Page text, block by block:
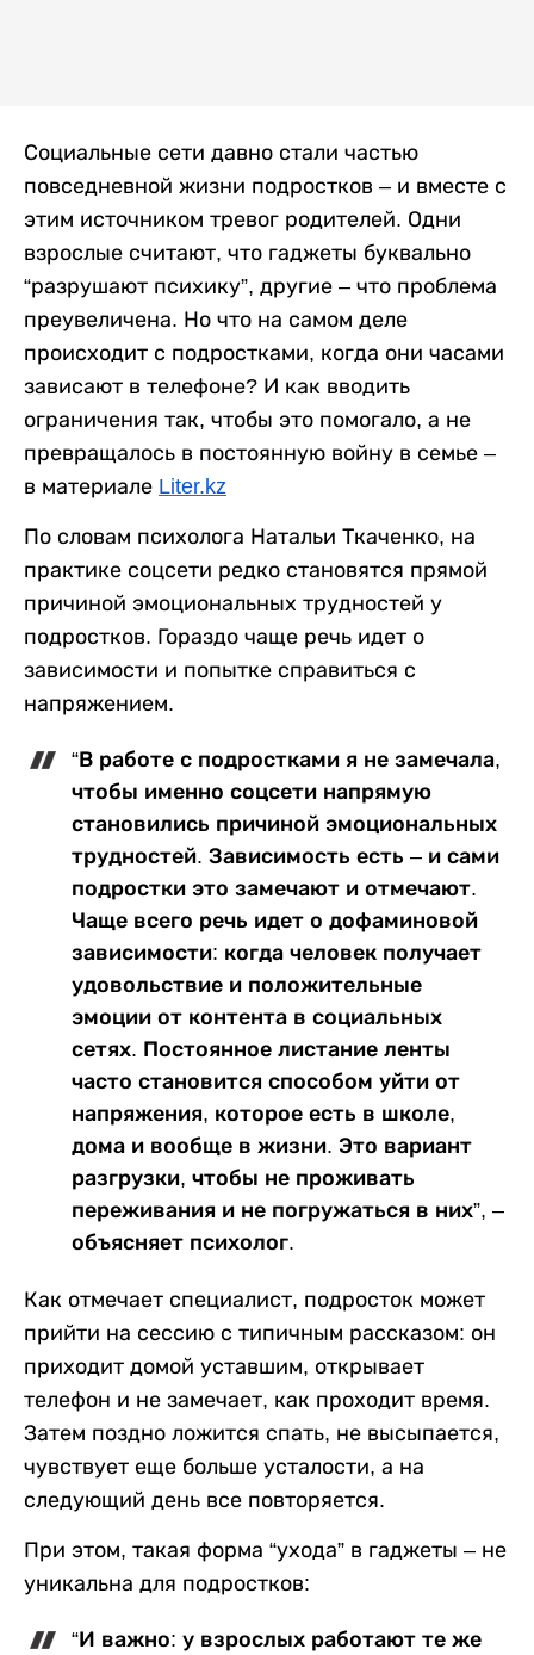
Социальные сети давно стали частью
повседневной жизни подростков – и вместе с
этим источником тревог родителей. Одни
взрослые считают, что гаджеты буквально
“разрушают психику”, другие – что проблема
преувеличена. Но что на самом деле
происходит с подростками, когда они часами
зависают в телефоне? И как вводить
ограничения так, чтобы это помогало, а не
превращалось в постоянную войну в семье –
в материале Liter.kz
По словам психолога Натальи Ткаченко, на
практике соцсети редко становятся прямой
причиной эмоциональных трудностей у
подростков. Гораздо чаще речь идет о
зависимости и попытке справиться с
напряжением.
“В работе с подростками я не замечала,
чтобы именно соцсети напрямую
становились причиной эмоциональных
трудностей. Зависимость есть – и сами
подростки это замечают и отмечают.
Чаще всего речь идет о дофаминовой
зависимости: когда человек получает
удовольствие и положительные
эмоции от контента в социальных
сетях. Постоянное листание ленты
часто становится способом уйти от
напряжения, которое есть в школе,
дома и вообще в жизни. Это вариант
разгрузки, чтобы не проживать
переживания и не погружаться в них”, –
объясняет психолог.
Как отмечает специалист, подросток может
прийти на сессию с типичным рассказом: он
приходит домой уставшим, открывает
телефон и не замечает, как проходит время.
Затем поздно ложится спать, не высыпается,
чувствует еще больше усталости, а на
следующий день все повторяется.
При этом, такая форма “ухода” в гаджеты – не
уникальна для подростков:
“И важно: у взрослых работают те же